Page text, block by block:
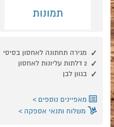
תמונות
מגירה תחתונה לאחסון בסיסי
2 דלתות עליונות לאחסון
בגוון לבן
מאפיינים נוספים
משלוח ותנאי אספקה